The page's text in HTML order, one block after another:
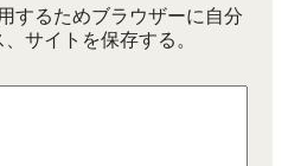
するためブラウザーに自分
サイトを保存する。